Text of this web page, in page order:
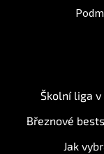
Školní liga
Březnové
Jak